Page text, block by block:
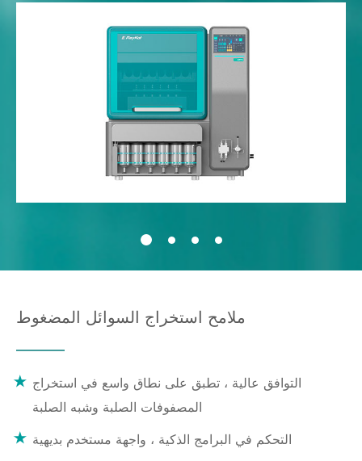
ملامح استخراج السوائل المضغوط
التوافق عالية ، تطبق على نطاق واسع في استخراج
المصفوفات الصلبة وشبه الصلبة
التحكم في البرامج الذكية ، واجهة مستخدم بديهية